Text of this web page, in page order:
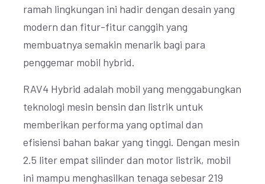
ramah lingkungan ini hadir dengan desain yang
modern dan fitur-fitur canggih yang
membuatnya semakin menarik bagi para
penggemar mobil hybrid.
RAV4 Hybrid adalah mobil yang menggabungkan
teknologi mesin bensin dan listrik untuk
memberikan performa yang optimal dan
efisiensi bahan bakar yang tinggi. Dengan mesin
2.5 liter empat silinder dan motor listrik, mobil
ini mampu menghasilkan tenaga sebesar 219